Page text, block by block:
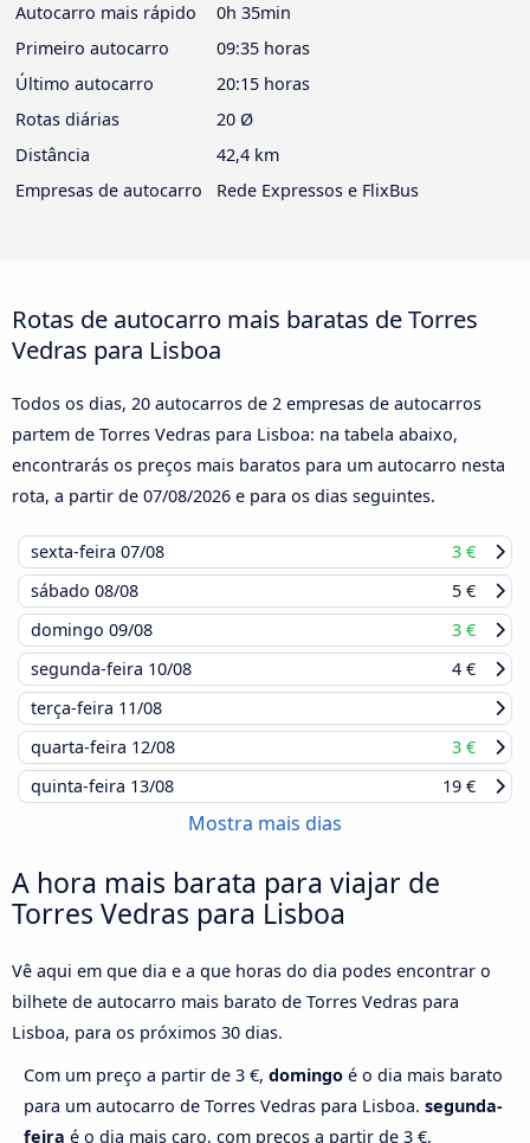
Autocarro mais rápido
0h 35min
Primeiro autocarro
09:35 horas
Último autocarro
20:15 horas
Rotas diárias
20 Ø
Distância
42,4 km
Empresas de autocarro
Rede Expressos e FlixBus
Rotas de autocarro mais baratas de Torres
Vedras para Lisboa
Todos os dias, 20 autocarros de 2 empresas de autocarros
partem de Torres Vedras para Lisboa: na tabela abaixo,
encontrarás os preços mais baratos para um autocarro nesta
rota, a partir de 07/08/2026 e para os dias seguintes.
sexta-feira 07/08
3 €
sábado 08/08
5 €
domingo 09/08
3 €
segunda-feira 10/08
4 €
terça-feira 11/08
quarta-feira 12/08
3 €
quinta-feira 13/08 19 €
Mostra mais dias
A hora mais barata para viajar de
Torres Vedras para Lisboa
Vê aqui em que dia e a que horas do dia podes encontrar o
bilhete de autocarro mais barato de Torres Vedras para
Lisboa, para os próximos 30 dias.
Com um preço a partir de 3 €, domingo é o dia mais barato
para um autocarro de Torres Vedras para Lisboa. segunda-
feira é o dia mais caro, com preços a partir de 3 €.